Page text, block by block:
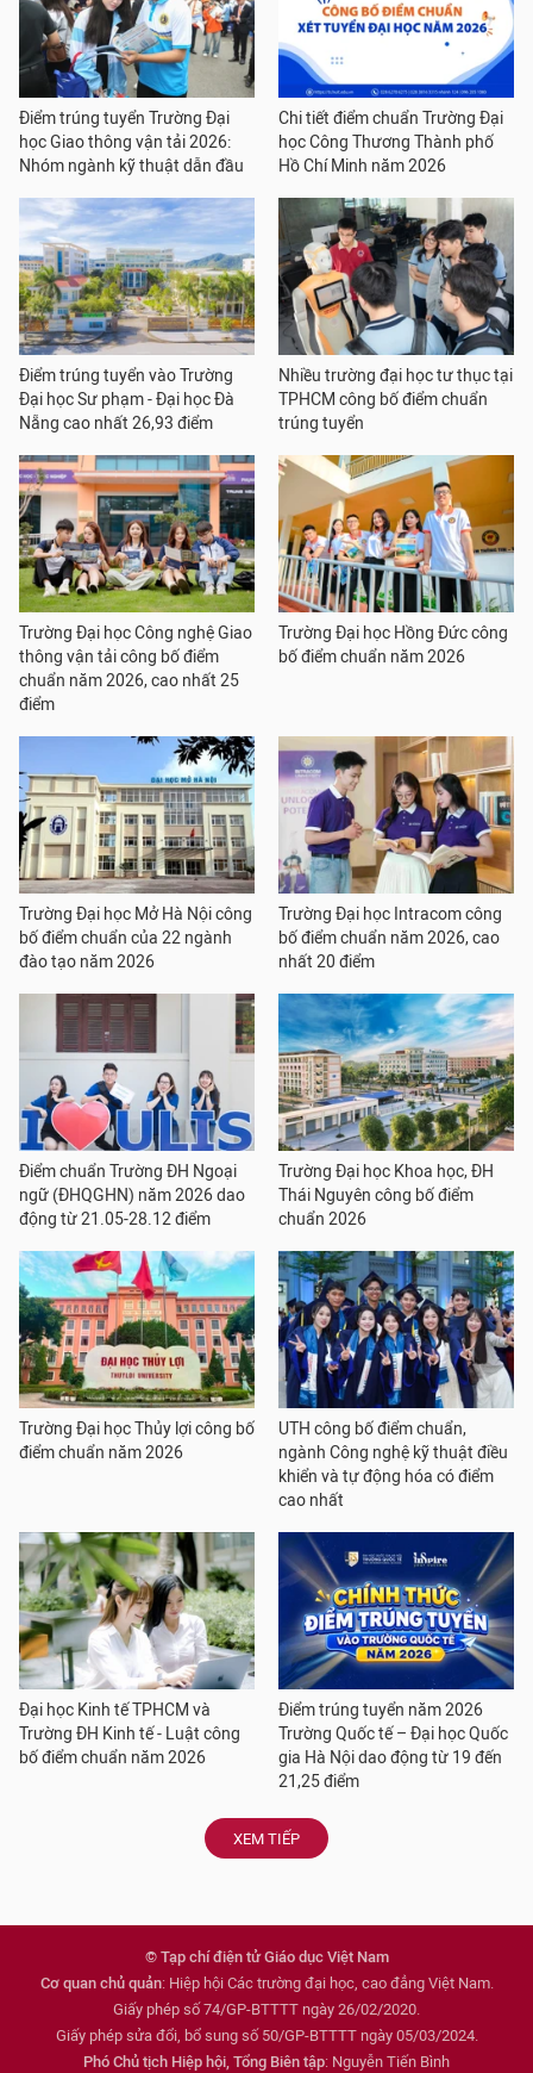
Điểm trúng tuyển Trường Đại
học Giao thông vận tải 2026:
Nhóm ngành kỹ thuật dẫn đầu
Chi tiết điểm chuẩn Trường Đại
học Công Thương Thành phố
Hồ Chí Minh năm 2026
Điểm trúng tuyển vào Trường
Đại học Sư phạm - Đại học Đà
Nẵng cao nhất 26,93 điểm
Nhiều trường đại học tư thục tại
TPHCM công bố điểm chuẩn
trúng tuyển
Trường Đại học Công nghệ Giao
thông vận tải công bố điểm
chuẩn năm 2026, cao nhất 25
điểm
Trường Đại học Hồng Đức công
bố điểm chuẩn năm 2026
Trường Đại học Mở Hà Nội công
bố điểm chuẩn của 22 ngành
đào tạo năm 2026
Trường Đại học Intracom công
bố điểm chuẩn năm 2026, cao
nhất 20 điểm
Điểm chuẩn Trường ĐH Ngoại
ngữ (ĐHQGHN) năm 2026 dao
động từ 21.05-28.12 điểm
Trường Đại học Khoa học, ĐH
Thái Nguyên công bố điểm
chuẩn 2026
Trường Đại học Thủy lợi công bố
điểm chuẩn năm 2026
UTH công bố điểm chuẩn,
ngành Công nghệ kỹ thuật điều
khiển và tự động hóa có điểm
cao nhất
Đại học Kinh tế TPHCM và
Trường ĐH Kinh tế - Luật công
bố điểm chuẩn năm 2026
Điểm trúng tuyển năm 2026
Trường Quốc tế – Đại học Quốc
gia Hà Nội dao động từ 19 đến
21,25 điểm
XEM TIẾP
© Tạp chí điện tử Giáo dục Việt Nam
Cơ quan chủ quản: Hiệp hội Các trường đại học, cao đẳng Việt Nam.
Giấy phép số 74/GP-BTTTT ngày 26/02/2020.
Giấy phép sửa đổi, bổ sung số 50/GP-BTTTT ngày 05/03/2024.
Phó Chủ tịch Hiệp hội, Tổng Biên tập: Nguyễn Tiến Bình